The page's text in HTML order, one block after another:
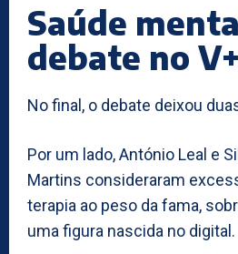
Saúde
debate no
No final, o debate deixou
Por um lado, António Leal e
Martins consideraram
terapia ao peso da fama,
uma figura nascida no digital.